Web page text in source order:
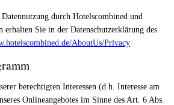
durch Hotelscombined und
erhalten Sie in der Datenschutzerklärung des
AboutUs/Privacy
berechtigten Interessen (d.h. Interesse am
Onlineangebotes im Sinne des Art. 6 Abs.